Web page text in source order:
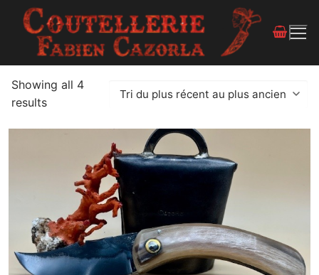
Showing all 4
results